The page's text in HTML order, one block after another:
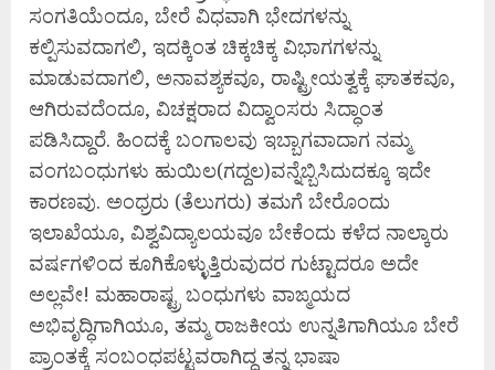
ಸಂಗತಿಯೆಂದೂ, ಬೇರೆ ವಿಧವಾಗಿ ಭೇದಗಳನ್ನು
ಕಲ್ಪಿಸುವದಾಗಲಿ, ಇದಕ್ಕಿಂತ ಚಿಕ್ಕಚಿಕ್ಕ ವಿಭಾಗಗಳನ್ನು
ಮಾಡುವದಾಗಲಿ, ಅನಾವಶ್ಯಕವೂ, ರಾಷ್ಟ್ರೀಯತ್ವಕ್ಕೆ ಘಾತಕವೂ,
ಆಗಿರುವದೆಂದೂ, ವಿಚಕ್ಷರಾದ ವಿದ್ವಾಂಸರು ಸಿದ್ಧಾಂತ
ಪಡಿಸಿದ್ದಾರೆ. ಹಿಂದಕ್ಕೆ ಬಂಗಾಲವು ಇಬ್ಬಾಗವಾದಾಗ ನಮ್ಮ
ವಂಗಬಂಧುಗಳು ಹುಯಿಲ(ಗದ್ದಲ)ವನ್ನೆಬ್ಬಿಸಿದುದಕ್ಕೂ ಇದೇ
ಕಾರಣವು. ಅಂಧ್ರರು (ತೆಲುಗರು) ತಮಗೆ ಬೇರೊಂದು
ಇಲಾಖೆಯೂ, ವಿಶ್ವವಿದ್ಯಾಲಯವೂ ಬೇಕೆಂದು ಕಳೆದ ನಾಲ್ಕಾರು
ವರ್ಷಗಳಿಂದ ಕೂಗಿಕೊಳ್ಳುತ್ತಿರುವುದರ ಗುಟ್ಟಾದರೂ ಅದೇ
ಅಲ್ಲವೇ! ಮಹಾರಾಷ್ಟ್ರ ಬಂಧುಗಳು ವಾಙ್ಮಯದ
ಅಭಿವೃದ್ಧಿಗಾಗಿಯೂ, ತಮ್ಮ ರಾಜಕೀಯ ಉನ್ನತಿಗಾಗಿಯೂ ಬೇರೆ
ಪ್ರಾಂತಕ್ಕೆ ಸಂಬಂಧಪಟ್ಟವರಾಗಿದ್ದ ತನ್ನ ಭಾಷಾ